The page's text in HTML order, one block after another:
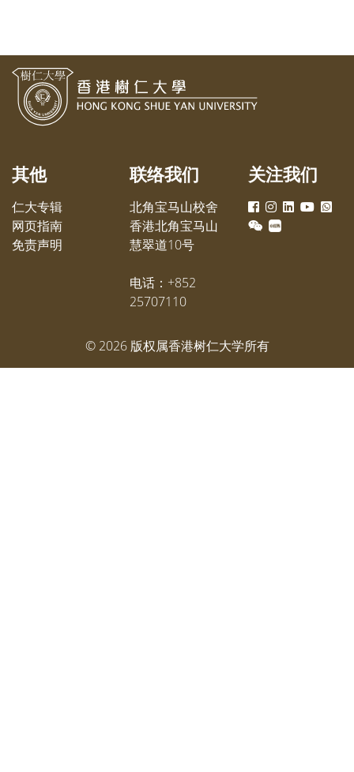
其他
仁大专辑
网页指南
免责声明
联络我们
北角宝马山校舍
香港北角宝马山
慧翠道10号
电话：+852
25707110
关注我们
© 2026版权属香港树仁大学所有